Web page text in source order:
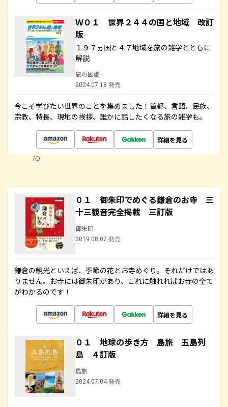
Ｗ０１ 世界２４４の国と地域 改訂
版
１９７ヵ国と４７地域を旅の雑学とともに
解説
旅の図鑑
2024.07.18 発売
今こそ学びたい世界のことを集めました！首都、言語、民族、
宗教、特長、現地の挨拶、誰かに話したくなる旅の雑学も。
詳細を見る
AD
０１ 御朱印でめぐる鎌倉のお寺 三
十三観音完全掲載 三訂版
御朱印
2019.08.07 発売
鎌倉の観光といえば、季節の花とお寺めぐり。それだけではあ
りません。お寺には御朱印があり、これに触れればお寺の全て
がわかるのです！
詳細を見る
０１ 地球の歩き方 島旅 五島列
島 ４訂版
島旅
2024.07.04 発売